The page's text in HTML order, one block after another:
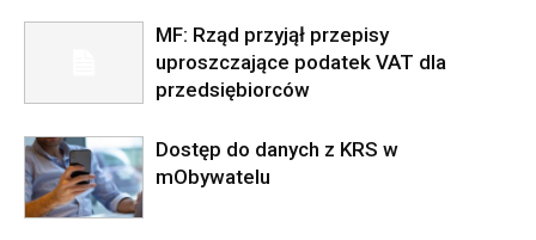
MF: Rząd przyjął przepisy
uproszczające podatek VAT dla
przedsiębiorców
Dostęp do danych z KRS w
mObywatelu